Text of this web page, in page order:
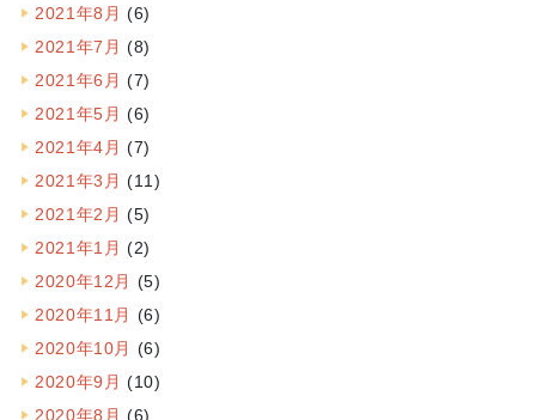
2021年8月 (6)
2021年7月 (8)
2021年6月 (7)
2021年5月 (6)
2021年4月 (7)
2021年3月 (11)
2021年2月 (5)
2021年1月 (2)
2020年12月 (5)
2020年11月 (6)
2020年10月 (6)
2020年9月 (10)
2020年8月 (6)